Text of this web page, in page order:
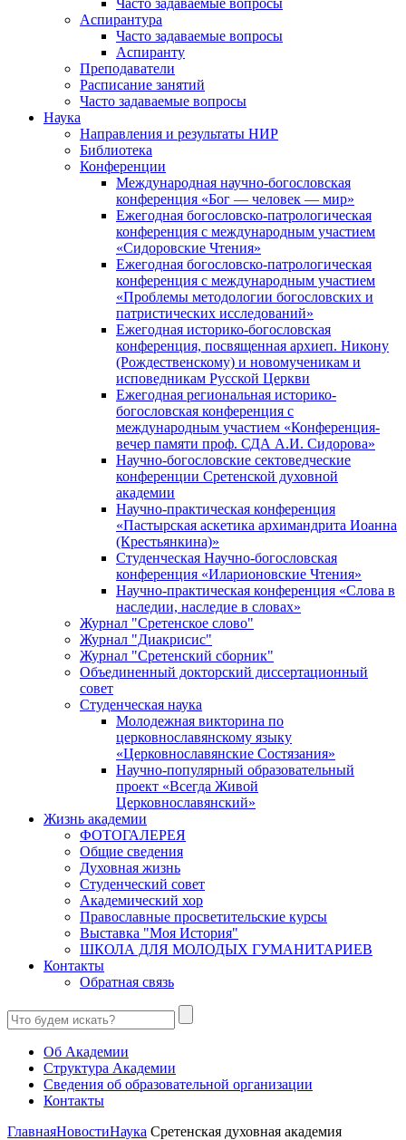
Аспирантура
Часто задаваемые вопросы
Аспиранту
Преподаватели
Расписание занятий
Часто задаваемые вопросы
Наука
Направления и результаты НИР
Библиотека
Конференции
Международная научно-богословская
конференция «Бог — человек — мир»
Ежегодная богословско-патрологическая
конференция с международным участием
«Сидоровские Чтения»
Ежегодная богословско-патрологическая
конференция с международным участием
«Проблемы методологии богословских и
патристических исследований»
Ежегодная историко-богословская
конференция, посвященная архиеп. Никону
(Рождественскому) и новомученикам и
исповедникам Русской Церкви
Ежегодная региональная историко-
богословская конференция с
международным участием «Конференция-
вечер памяти проф. СДА А.И. Сидорова»
Научно-богословские сектоведческие
конференции Сретенской духовной
академии
Научно-практическая конференция
«Пастырская аскетика архимандрита Иоанна
(Крестьянкина)»
Студенческая Научно-богословская
конференция «Иларионовские Чтения»
Научно-практическая конференция «Cлова в
наследии, наследие в словах»
Журнал "Сретенское слово"
Журнал "Диакрисис"
Журнал "Сретенский сборник"
Объединенный докторский диссертационный
совет
Студенческая наука
Молодежная викторина по
церковнославянскому языку
«Церковнославянские Состязания»
Научно-популярный образовательный
проект «Всегда Живой
Церковнославянский»
Жизнь академии
ФОТОГАЛЕРЕЯ
Общие сведения
Духовная жизнь
Студенческий совет
Академический хор
Православные просветительские курсы
Выставка "Моя История"
ШКОЛА ДЛЯ МОЛОДЫХ ГУМАНИТАРИЕВ
Контакты
Обратная связь
Об Академии
Структура Академии
Сведения об образовательной организации
Контакты
ГлавнаяНовостиНаука Сретенская духовная академия